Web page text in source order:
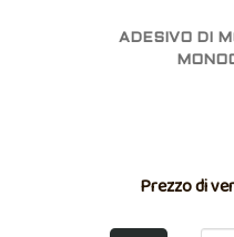
ADESIVO DI
Prezzo di